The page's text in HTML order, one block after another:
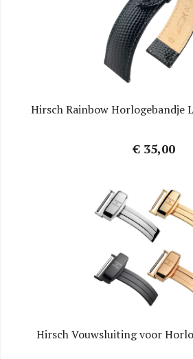
Hirsch Rainbow Horlogebandje
€ 35,00
Hirsch Vouwsluiting voor